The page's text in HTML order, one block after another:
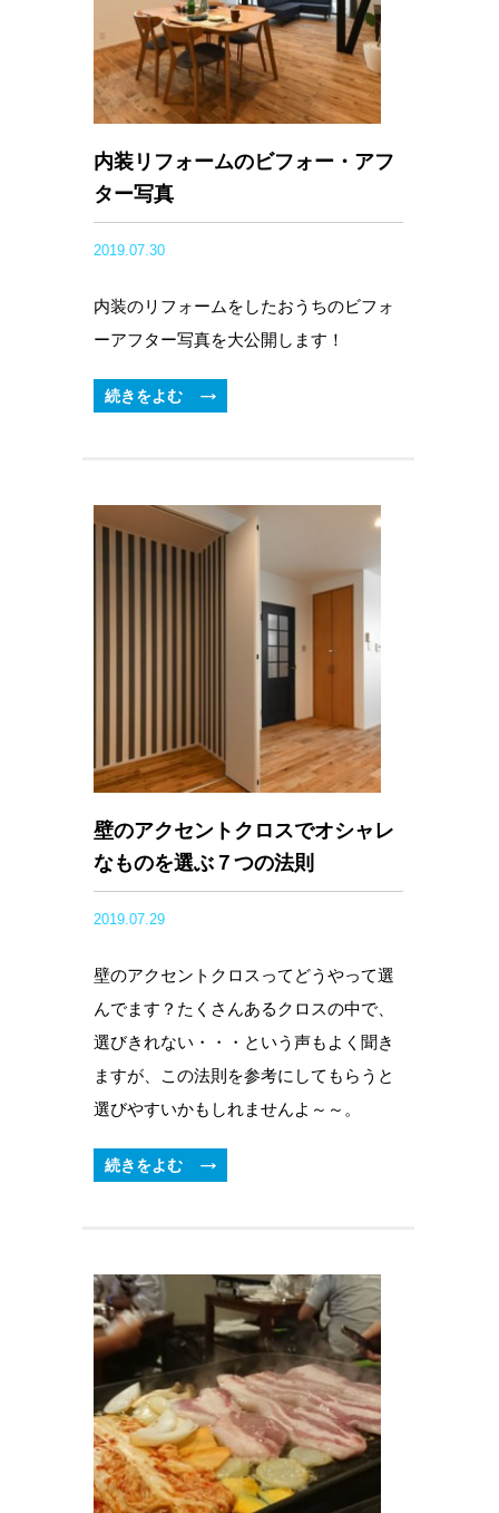
内装リフォームのビフォー・アフ
ター写真
2019.07.30
内装のリフォームをしたおうちのビフォ
ーアフター写真を大公開します！
続きをよむ
壁のアクセントクロスでオシャレ
なものを選ぶ７つの法則
2019.07.29
壁のアクセントクロスってどうやって選
んでます？たくさんあるクロスの中で、
選びきれない・・・という声もよく聞き
ますが、この法則を参考にしてもらうと
選びやすいかもしれませんよ～～。
続きをよむ